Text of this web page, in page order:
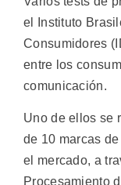
el Instituto
Consumidores
entre los
comunicación.
Uno de ellos se
de 10 marcas
el mercado, a
Procesamiento